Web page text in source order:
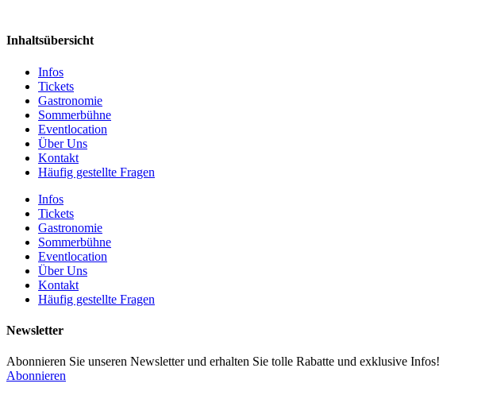
Inhaltsübersicht
Infos
Tickets
Gastronomie
Sommerbühne
Eventlocation
Über Uns
Kontakt
Häufig gestellte Fragen
Infos
Tickets
Gastronomie
Sommerbühne
Eventlocation
Über Uns
Kontakt
Häufig gestellte Fragen
Newsletter
Abonnieren Sie unseren Newsletter und erhalten Sie tolle Rabatte und exklusive Infos!
Abonnieren